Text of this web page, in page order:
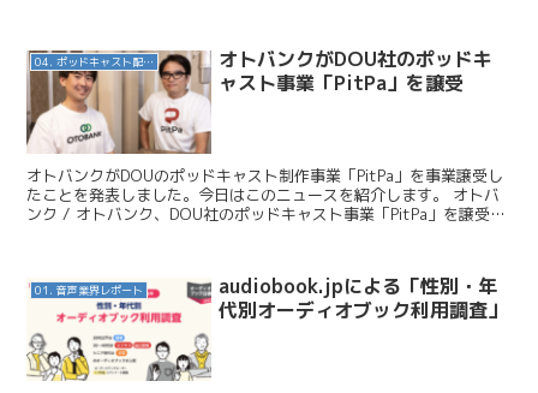
04. ポッドキャスト配信・制作等
オトバンクがDOU社のポッドキ
ャスト事業「PitPa」を譲受
オトバンクがDOUのポッドキャスト制作事業「PitPa」を事業譲受し
たことを発表しました。今日はこのニュースを紹介します。 オトバ
ンク / オトバンク、DOU社のポッドキャスト事業「PitPa」を譲受
01. 音声業界レポート
audiobook.jpによる「性別・年
代別オーディオブック利用調査」